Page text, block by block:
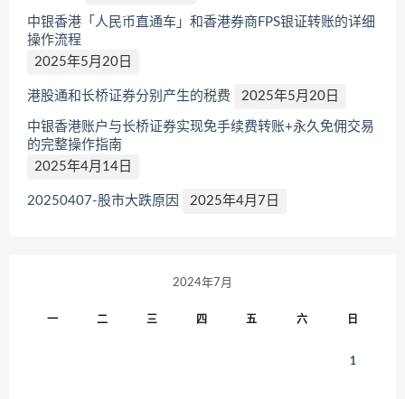
中银香港「人民币直通车」和香港券商FPS银证转账的详细
操作流程
2025年5月20日
港股通和长桥证券分别产生的税费 2025年5月20日
中银香港账户与长桥证券实现免手续费转账+永久免佣交易
的完整操作指南
2025年4月14日
20250407-股市大跌原因 2025年4月7日
2024年7月
一 二 三 四 五 六 日
1